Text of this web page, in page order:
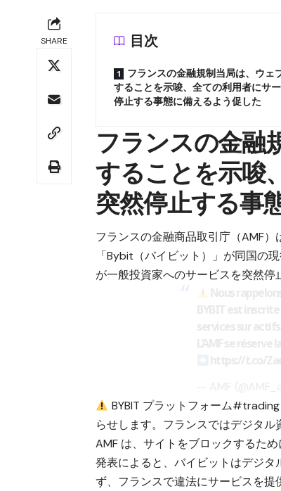
SHARE 目次
フランスの金融規制当局は、ウェ
することを示唆、全ての利用者にサ
停止する事態に備えるよう促した
フランスの金融
することを示唆
突然停止する事
フランスの金融商品取引庁（AMF
「Bybit（バイビット）」が同国の
が一般投資家へのサービスを突然停
BYBIT プラットフォーム
らせします。フランスではデジタル
AMF は、サイトをブロックするた
発表によると、バイビットはデジタ
ず、フランスで違法にサービスを